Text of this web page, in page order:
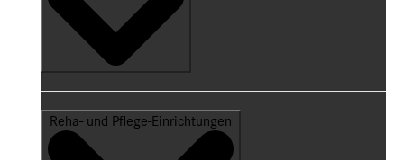
Reha- und Pflege-Einrichtungen